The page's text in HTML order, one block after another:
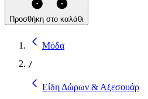
Προσθήκη στο καλάθι
Μόδα
/
Είδη Δώρων & Αξεσουάρ